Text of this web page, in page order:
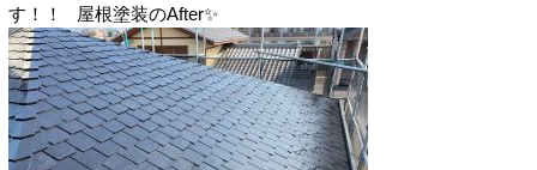
す！！ 屋根塗装のAfter✨